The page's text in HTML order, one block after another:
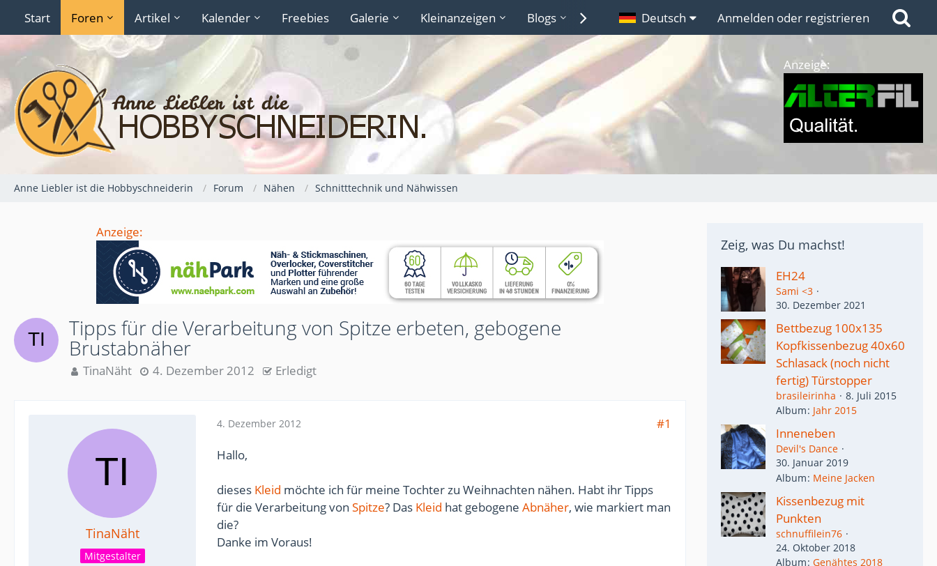
Start Foren Artikel Kalender Freebies Galerie Kleinanzeigen Blogs Lexikon Links
Deutsch Anmelden oder registrieren
Anzeige:
Anne Liebler ist die Hobbyschneiderin Forum Nähen Schnitttechnik und Nähwissen
Anzeige:
Tipps für die Verarbeitung von Spitze erbeten, gebogene
Brustabnäher
TinaNäht 4. Dezember 2012 Erledigt
TinaNäht
Mitgestalter
4. Dezember 2012
#1
Hallo,
dieses Kleid möchte ich für meine Tochter zu Weihnachten nähen. Habt ihr Tipps
für die Verarbeitung von Spitze? Das Kleid hat gebogene Abnäher, wie markiert man
die?
Danke im Voraus!
Zeig, was Du machst!
EH24
Sami <3
30. Dezember 2021
Bettbezug 100x135
Kopfkissenbezug 40x60
Schlasack (noch nicht
fertig) Türstopper
brasileirinha
8. Juli 2015
Album Jahr 2015
Inneneben
Devil's Dance
30. Januar 2019
Album Meine Jacken
Kissenbezug mit
Punkten
schnuffilein76
24. Oktober 2018
Album Genähtes 2018